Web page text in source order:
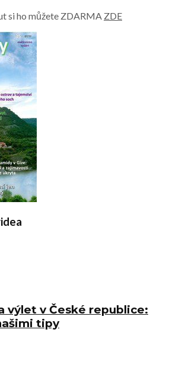
si ho můžete ZDARMA ZDE
výlet v České republice:
tipy